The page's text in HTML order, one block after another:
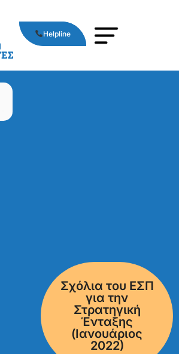
Helpline
Σχόλια του ΕΣΠ
για την
Στρατηγική
Ένταξης
(Ιανουάριος
2022)